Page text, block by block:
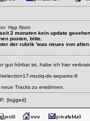
Hyp Nom:
2 monaten kein update
posten, bitte.
der rubrik 'was neues von alten
gut hörbar ist, habe ich hier
muziq-de-separee-8
Tracks zu erwähnen.
[logged]